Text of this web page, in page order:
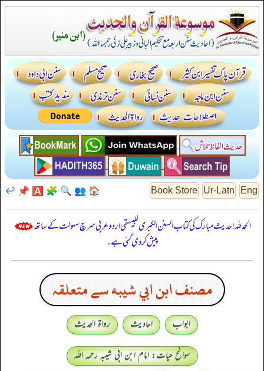
Eng
Ur-Latn
Book Store
🏠
👥
🔍
🧩
🅰️
📌
↩️
الحمدللہ! حدیث مبارک کی کتاب السنن الكبرى للبيهقي اردو عربی سرچ سہولت کے ساتھ
پیش کر دی گئی ہے۔
مصنف ابن ابي شيبه سے متعلقہ
ابواب احادیث
رواۃ الحدیث
سوانح حیات: امام ابن ابی شیبہ رحمہ اللہ